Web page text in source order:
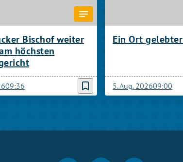
Bischof weiter
höchsten
09:36 bookmark_border
Ein Ort
5. Aug. 202609:00